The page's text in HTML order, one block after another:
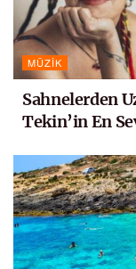
MÜZIK
Sahnelerden
Tekin’in En